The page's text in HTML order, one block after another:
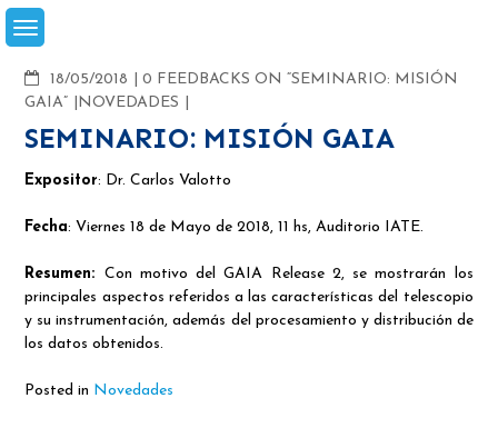
Skip
to
18/05/2018
COMMENTS
0 FEEDBACKS ON “SEMINARIO: MISIÓN
GAIA”
NOVEDADES
SEMINARIO: MISIÓN GAIA
Expositor: Dr. Carlos Valotto
Fecha: Viernes 18 de Mayo de 2018, 11 hs, Auditorio IATE.
Resumen: Con motivo del GAIA Release 2, se mostrarán los
principales aspectos referidos a las características del telescopio
y su instrumentación, además del procesamiento y distribución de
los datos obtenidos.
Posted in Novedades